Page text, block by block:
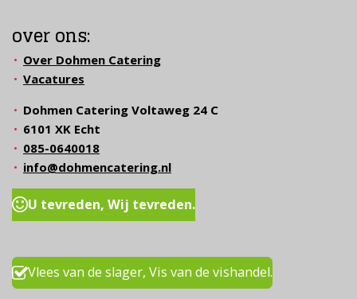
over ons:
Over Dohmen Catering
Vacatures
Dohmen Catering Voltaweg 24 C
6101 XK Echt
085-0640018
info@dohmencatering.nl
U tevreden, Wij tevreden.
Vlees van de slager, Vis van de vishandel.